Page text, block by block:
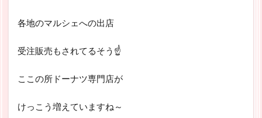
各地のマルシェへの出店
受注販売もされてるそう☝
ここの所ドーナツ専門店が
けっこう増えていますね～